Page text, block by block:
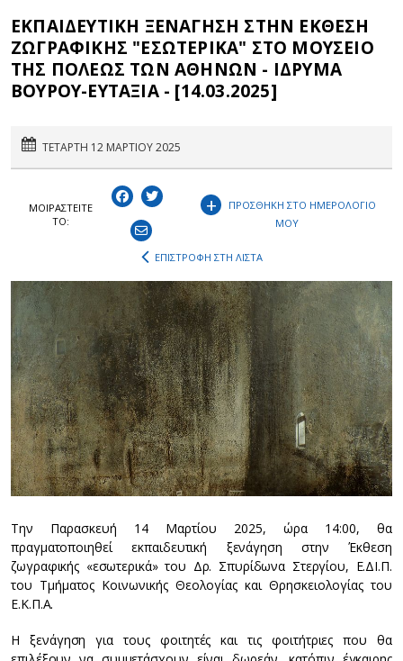
ΕΚΠΑΙΔΕΥΤΙΚΗ ΞΕΝΑΓΗΣΗ ΣΤΗΝ ΕΚΘΕΣΗ
ΖΩΓΡΑΦΙΚΗΣ "ΕΣΩΤΕΡΙΚΑ" ΣΤΟ ΜΟΥΣΕΙΟ
ΤΗΣ ΠΟΛΕΩΣ ΤΩΝ ΑΘΗΝΩΝ - ΙΔΡΥΜΑ
ΒΟΥΡΟΥ-ΕΥΤΑΞΙΑ - [14.03.2025]
ΤΕΤΑΡΤΗ 12 ΜΑΡΤΙΟΥ 2025
ΜΟΙΡΑΣΤEIΤΕ
ΤΟ:
+
ΠΡΟΣΘΗΚΗ ΣΤΟ ΗΜΕΡΟΛΟΓΙΟ
ΜΟΥ
ΕΠΙΣΤΡΟΦΗ ΣΤΗ ΛΙΣΤΑ
Την Παρασκευή 14 Μαρτίου 2025, ώρα 14:00, θα
πραγματοποιηθεί εκπαιδευτική ξενάγηση στην Έκθεση
ζωγραφικής «εσωτερικά» του Δρ. Σπυρίδωνα Στεργίου, Ε.ΔΙ.Π.
του Τμήματος Κοινωνικής Θεολογίας και Θρησκειολογίας του
Ε.Κ.Π.Α.
Η ξενάγηση για τους φοιτητές και τις φοιτήτριες που θα